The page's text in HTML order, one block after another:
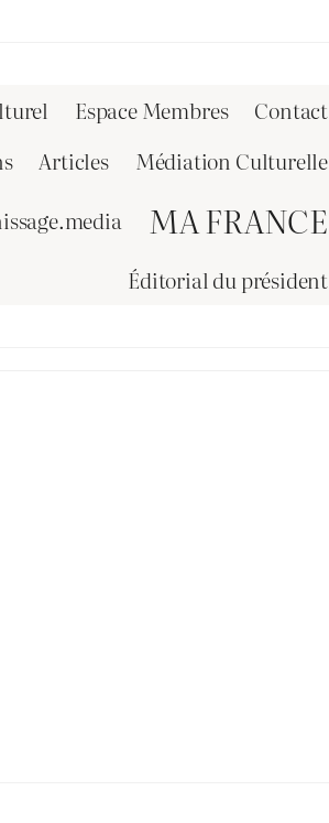
Espace Membres
Contact
Articles
Médiation Culturelle
MA FRANCE
Éditorial du président